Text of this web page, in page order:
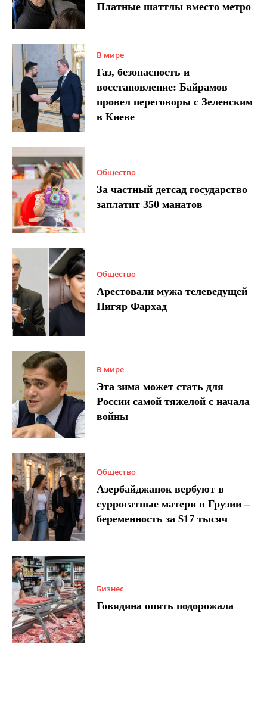
Платные шаттлы вместо метро
В мире
Газ, безопасность и
восстановление: Байрамов
провел переговоры с Зеленским
в Киеве
Общество
За частный детсад государство
заплатит 350 манатов
Общество
Арестовали мужа телеведущей
Нигяр Фархад
В мире
Эта зима может стать для
России самой тяжелой с начала
войны
Общество
Азербайджанок вербуют в
суррогатные матери в Грузии –
беременность за $17 тысяч
Бизнес
Говядина опять подорожала